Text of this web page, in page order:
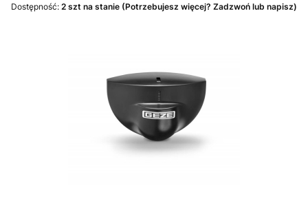
Dostępność: 2 szt na stanie (Potrzebujesz więcej? Zadzwoń lub napisz)